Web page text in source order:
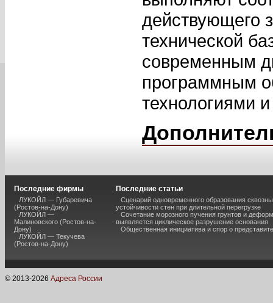
действующего
технической
современным
программным
технологиями
Последние фирмы
ЛУКОЙЛ — Губаревича
(Ростов-на-Дону)
ЛУКОЙЛ —
Малиновского (Ростов-на-
Дону)
ЛУКОЙЛ — Текучева
(Ростов-на-Дону)
Последние статьи
Сценарий одновременного образования
устойчивости стен при длительной перегрузке
Сочетание морозного пучения грунтов и
выявляется циклическое разрушение основания
Общественная инициатива и спор о
© 2013-2026 Адреса России